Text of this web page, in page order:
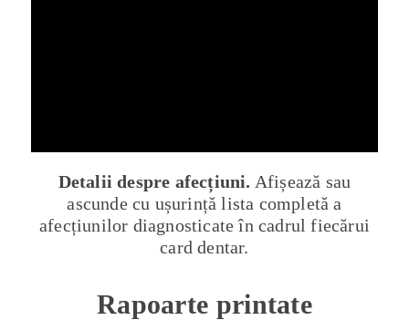
Detalii despre afecțiuni. Afișează sau
ascunde cu ușurință lista completă a
afecțiunilor diagnosticate în cadrul fiecărui
card dentar.
Rapoarte printate